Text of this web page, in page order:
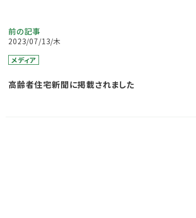
前の記事
2023/07/13/木
メディア
高齢者住宅新聞に掲載されました